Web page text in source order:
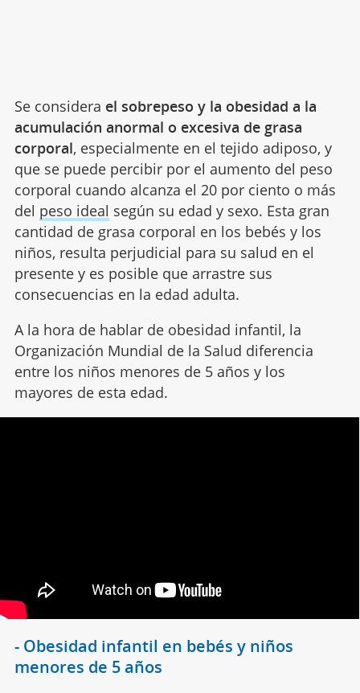
Se considera el sobrepeso y la obesidad a la
acumulación anormal o excesiva de grasa
corporal, especialmente en el tejido adiposo, y
que se puede percibir por el aumento del peso
corporal cuando alcanza el 20 por ciento o más
del peso ideal según su edad y sexo. Esta gran
cantidad de grasa corporal en los bebés y los
niños, resulta perjudicial para su salud en el
presente y es posible que arrastre sus
consecuencias en la edad adulta.
A la hora de hablar de obesidad infantil, la
Organización Mundial de la Salud diferencia
entre los niños menores de 5 años y los
mayores de esta edad.
- Obesidad infantil en bebés y niños
menores de 5 años